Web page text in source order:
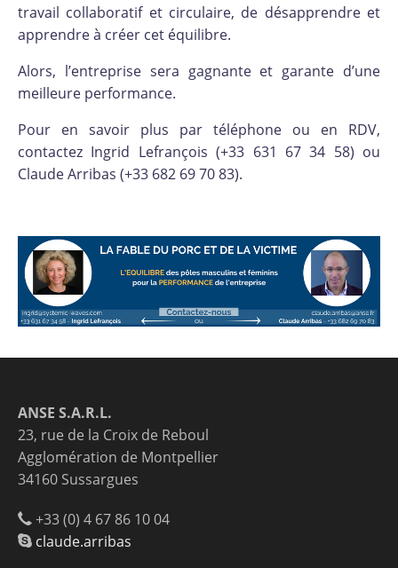
travail collaboratif et circulaire, de désapprendre et
apprendre à créer cet équilibre.
Alors, l’entreprise sera gagnante et garante d’une
meilleure performance.
Pour en savoir plus par téléphone ou en RDV,
contactez Ingrid Lefrançois (+33 631 67 34 58) ou
Claude Arribas (+33 682 69 70 83).
ANSE S.A.R.L.
23, rue de la Croix de Reboul
Agglomération de Montpellier
34160 Sussargues
+33 (0) 4 67 86 10 04
claude.arribas